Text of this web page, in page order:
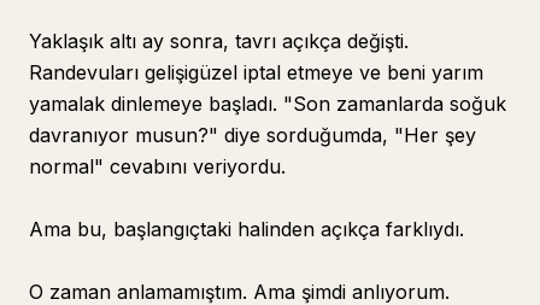
Yaklaşık altı ay sonra, tavrı açıkça değişti.
Randevuları gelişigüzel iptal etmeye ve beni yarım
yamalak dinlemeye başladı. "Son zamanlarda soğuk
davranıyor musun?" diye sorduğumda, "Her şey
normal" cevabını veriyordu.
Ama bu, başlangıçtaki halinden açıkça farklıydı.
O zaman anlamamıştım. Ama şimdi anlıyorum.